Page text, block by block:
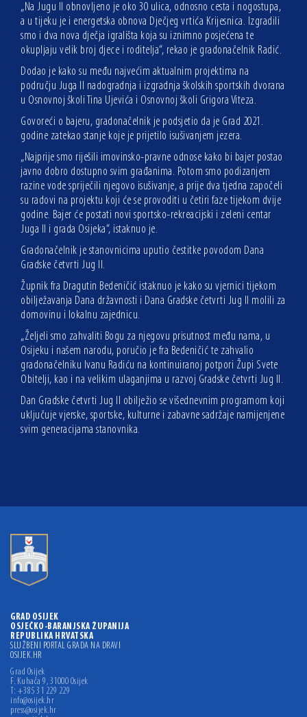
„Na Jugu II obnovljeno je oko 30 ulica, odnosno cesta i nogostupa,
a u tijeku je i energetska obnova Dječjeg vrtića Krijesnica. Izgradili
smo i dva nova dječja igrališta koja su iznimno posjećena te
okupljaju velik broj djece i roditelja“, rekao je gradonačelnik Radić.
Dodao je kako su među najvećim aktualnim projektima na
području Juga II nadogradnja i izgradnja školskih sportskih dvorana
u Osnovnoj školi Tina Ujevića i Osnovnoj školi Grigora Viteza.
Govoreći o bajeru, gradonačelnik je podsjetio da je Grad 2021.
godine zatekao stanje koje je prijetilo isušivanjem jezera.
„Najprije smo riješili imovinsko-pravne odnose kako bi bajer postao
javno dobro dostupno svim građanima. Potom smo podizanjem
razine vode spriječili njegovo isušivanje, a prije dva tjedna započeli
su radovi na projektu koji će se provoditi u četiri faze tijekom dvije
godine. Bajer će postati novi sportsko-rekreacijski i zeleni centar
Juga II i grada Osijeka“, istaknuo je.
Gradonačelnik je stanovnicima uputio čestitke povodom Dana
Gradske četvrti Jug II.
Župnik fra Dragutin Bedeničić istaknuo je kako su vjernici tijekom
obilježavanja Dana državnosti i Dana Gradske četvrti Jug II molili za
domovinu i lokalnu zajednicu.
„Željeli smo zahvaliti Bogu za njegovu prisutnost među nama, u
Osijeku i našem narodu, poručio je fra Bedeničić te zahvalio
gradonačelniku Ivanu Radiću na kontinuiranoj potpori Župi Svete
Obitelji, kao i na velikim ulaganjima u razvoj Gradske četvrti Jug II.
Dan Gradske četvrti Jug II obilježio se višednevnim programom koji
uključuje vjerske, sportske, kulturne i zabavne sadržaje namijenjene
svim generacijama stanovnika.
GRAD OSIJEK
OSJEČKO-BARANJSKA ŽUPANIJA
REPUBLIKA HRVATSKA
SLUŽBENI PORTAL GRADA NA DRAVI
OSIJEK.HR
Grad Osijek
F. Kuhača 9, 31000 Osijek
T: +385 31 229 229
info@osijek.hr
press@osijek.hr